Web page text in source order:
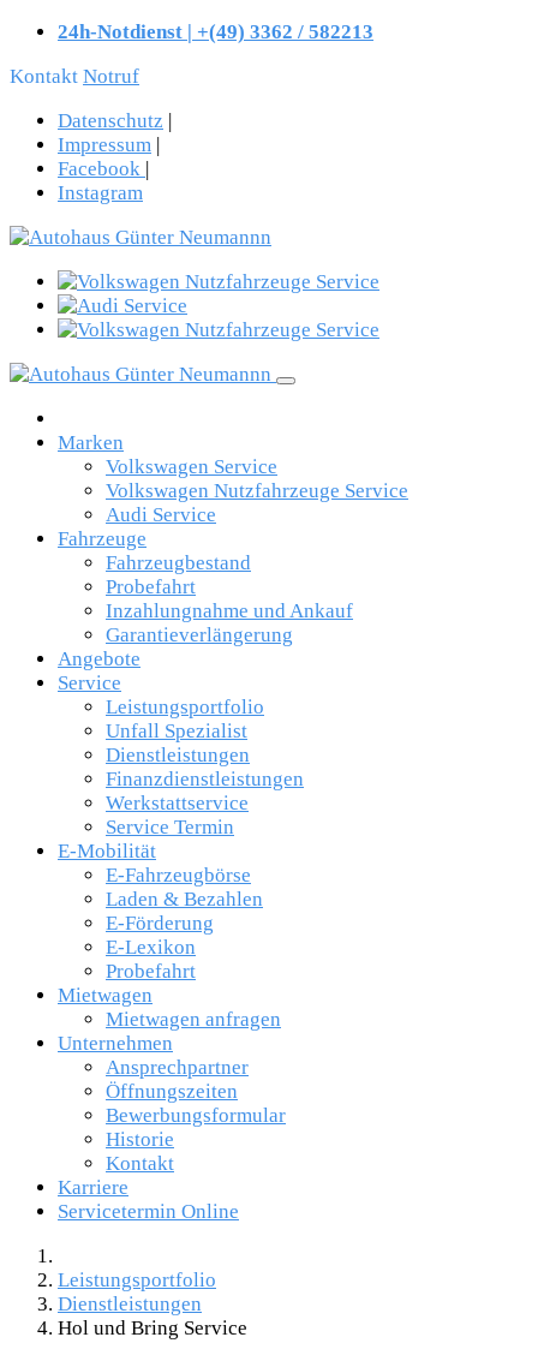
24h-Notdienst | +(49) 3362 / 582213
Kontakt Notruf
Datenschutz |
Impressum |
Facebook |
Instagram
Marken
Volkswagen Service
Volkswagen Nutzfahrzeuge Service
Audi Service
Fahrzeuge
Fahrzeugbestand
Probefahrt
Inzahlungnahme und Ankauf
Garantieverlängerung
Angebote
Service
Leistungsportfolio
Unfall Spezialist
Dienstleistungen
Finanzdienstleistungen
Werkstattservice
Service Termin
E-Mobilität
E-Fahrzeugbörse
Laden & Bezahlen
E-Förderung
E-Lexikon
Probefahrt
Mietwagen
Mietwagen anfragen
Unternehmen
Ansprechpartner
Öffnungszeiten
Bewerbungsformular
Historie
Kontakt
Karriere
Servicetermin Online
Leistungsportfolio
Dienstleistungen
Hol und Bring Service